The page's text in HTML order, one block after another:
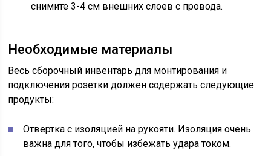
снимите 3-4 см внешних слоев с провода.
Необходимые материалы
Весь сборочный инвентарь для монтирования и
подключения розетки должен содержать следующие
продукты:
Отвертка с изоляцией на рукояти. Изоляция очень
важна для того, чтобы избежать удара током.